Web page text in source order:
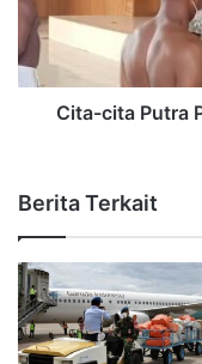
Cita-cita Putra
Berita Terkait